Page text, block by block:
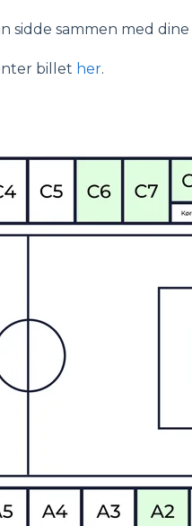
sidde sammen med dine
billet her.